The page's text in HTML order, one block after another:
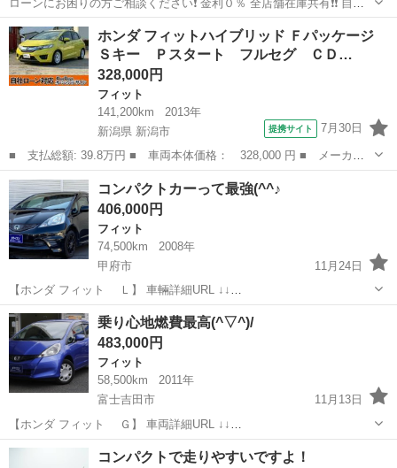
ローンにお困りの方ご相談ください❗️ 金利０％ 全店舗在庫共有❗️❗️ 自社
ローン最大手❗️❗️❗️ ・勤続年数の短い方🆗 ・自営業をされている方🆗 ・
専業主婦をされている方🆗 ・自己破産・任意整理のご経験の...
山梨 甲府市 フィット オトロン
ホンダ フィットハイブリッド Ｆパッケージ
Ｓキー Ｐスタート フルセグ ＣＤ…
328,000円
フィット
141,200km
2013年
新潟県 新潟市
提携サイト 7月30日
■ 支払総額: 39.8万円 ■ 車両本体価格： 328,000 円 ■ メーカー
名： ホンダ ■ 車種名： フィットハイブリッド ■ グレード
名： Ｆパッケージ Ｓキー Ｐスタート フルセグ ＣＤ Ｂｌｕ
ｅｔｏｏｔｈ Ｂ...
新潟 新潟市 フィット
コンパクトカーって最強(^^♪
406,000円
フィット
74,500km
2008年
甲府市
11月24日
【ホンダ フィット Ｌ】 車輛詳細URL ↓↓
https://www.otoron.jp/lists/detail?carno=041054 ☆★☆リピーター様限
定キャンペーン実施中☆★☆ ☆★☆詳細な...
山梨 甲府市 フィット オトロン
乗り心地燃費最高(^▽^)/
483,000円
フィット
58,500km
2011年
富士吉田市
11月13日
【ホンダ フィット Ｇ】 車両詳細URL ↓↓
https://www.otoron.jp/lists/detail?carno=041174 ☆★☆リピーター様限
定キャンペーン実施中☆★☆ ☆★☆詳細な...
山梨 フィット オトロン
コンパクトで走りやすいですよ！